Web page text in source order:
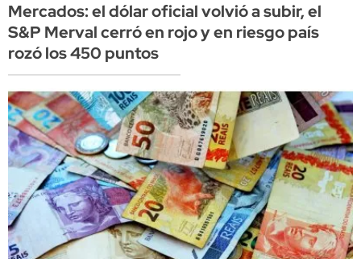
Mercados: el dólar oficial volvió a subir, el
S&P Merval cerró en rojo y en riesgo país
rozó los 450 puntos